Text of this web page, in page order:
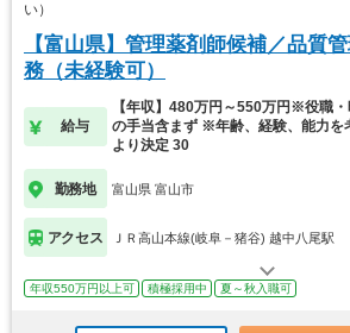
い）
【富山県】管理薬剤師候補／品質
務（未経験可）
給与
【年収】480万円～550万円※役職
の手当含まず ※年齢、経験、能力を
より決定 30
勤務地 富山県 富山市
アクセス ＪＲ高山本線(岐阜－猪谷) 越中八尾駅
年収550万円以上可 積極採用中 夏～秋入職可